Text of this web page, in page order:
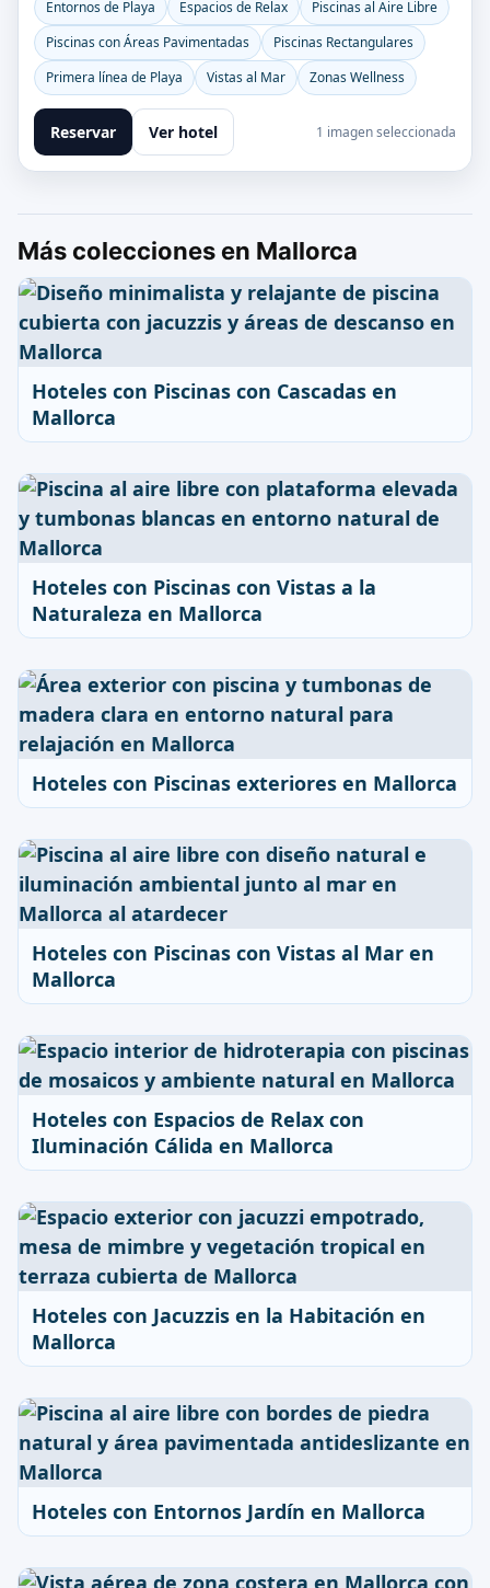
Entornos de Playa
Espacios de Relax
Piscinas al Aire Libre
Piscinas con Áreas Pavimentadas
Piscinas Rectangulares
Primera línea de Playa
Vistas al Mar Zonas Wellness
Reservar Ver hotel 1 imagen seleccionada
Más colecciones en Mallorca
Hoteles con Piscinas con Cascadas en
Mallorca
Hoteles con Piscinas con Vistas a la
Naturaleza en Mallorca
Hoteles con Piscinas exteriores en Mallorca
Hoteles con Piscinas con Vistas al Mar en
Mallorca
Hoteles con Espacios de Relax con
Iluminación Cálida en Mallorca
Hoteles con Jacuzzis en la Habitación en
Mallorca
Hoteles con Entornos Jardín en Mallorca